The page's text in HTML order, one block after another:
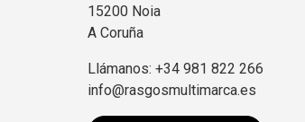
15200 Noia
A Coruña
Llámanos: +34 981 822 266
info@rasgosmultimarca.es